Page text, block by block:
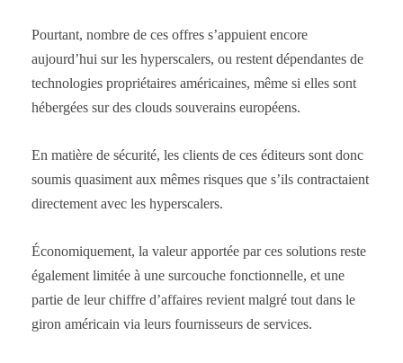
Pourtant, nombre de ces offres s’appuient encore
aujourd’hui sur les hyperscalers, ou restent dépendantes de
technologies propriétaires américaines, même si elles sont
hébergées sur des clouds souverains européens.
En matière de sécurité, les clients de ces éditeurs sont donc
soumis quasiment aux mêmes risques que s’ils contractaient
directement avec les hyperscalers.
Économiquement, la valeur apportée par ces solutions reste
également limitée à une surcouche fonctionnelle, et une
partie de leur chiffre d’affaires revient malgré tout dans le
giron américain via leurs fournisseurs de services.